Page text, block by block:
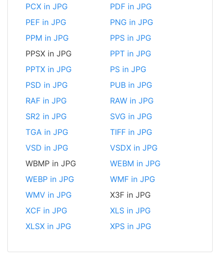
PCX in JPG
PDF in JPG
PEF in JPG
PNG in JPG
PPM in JPG
PPS in JPG
PPSX in JPG
PPT in JPG
PPTX in JPG
PS in JPG
PSD in JPG
PUB in JPG
RAF in JPG
RAW in JPG
SR2 in JPG
SVG in JPG
TGA in JPG
TIFF in JPG
VSD in JPG
VSDX in JPG
WBMP in JPG
WEBM in JPG
WEBP in JPG
WMF in JPG
WMV in JPG
X3F in JPG
XCF in JPG
XLS in JPG
XLSX in JPG
XPS in JPG